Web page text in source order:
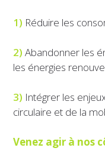
1) Réduire les
2) Abandonner les
les énergies
3) Intégrer les
circulaire et de la
Venez agir à nos